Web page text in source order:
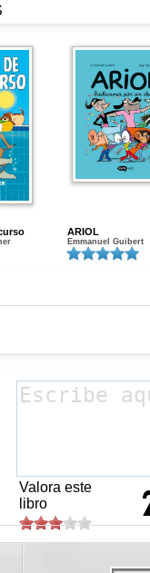
ARIOL
Emmanuel Guibert
Valora este
libro